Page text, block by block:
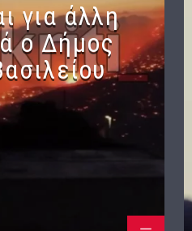
για άλλη
ο Δήμος